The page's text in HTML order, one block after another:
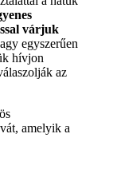
várjuk
egyszerűen
hívjon
az
amelyik a